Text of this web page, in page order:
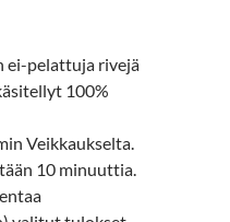
ei-pelattuja rivejä
100%
Veikkaukselta.
10 minuuttia.